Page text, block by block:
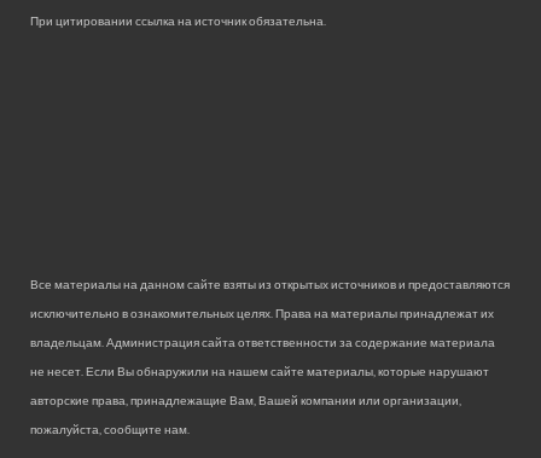
При цитировании ссылка на источник обязательна.
Все материалы на данном сайте взяты из открытых источников и предоставляются
исключительно в ознакомительных целях. Права на материалы принадлежат их
владельцам. Администрация сайта ответственности за содержание материала
не несет. Если Вы обнаружили на нашем сайте материалы, которые нарушают
авторские права, принадлежащие Вам, Вашей компании или организации,
пожалуйста, сообщите нам.